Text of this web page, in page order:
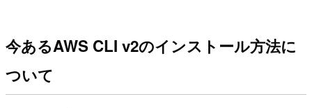
今あるAWS CLI v2のインストール方法に
ついて